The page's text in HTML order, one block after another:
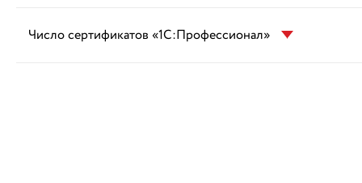
Число сертификатов «1С:Профессионал»